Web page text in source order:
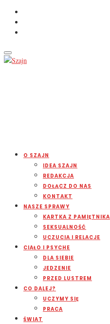
O SZAJN
IDEA SZAJN
REDAKCJA
DOŁĄCZ DO NAS
KONTAKT
NASZE SPRAWY
KARTKA Z PAMIĘTNIKA
SEKSUALNOŚĆ
UCZUCIA I RELACJE
CIAŁO I PSYCHE
DLA SIEBIE
JEDZENIE
PRZED LUSTREM
CO DALEJ?
UCZYMY SIĘ
PRACA
ŚWIAT